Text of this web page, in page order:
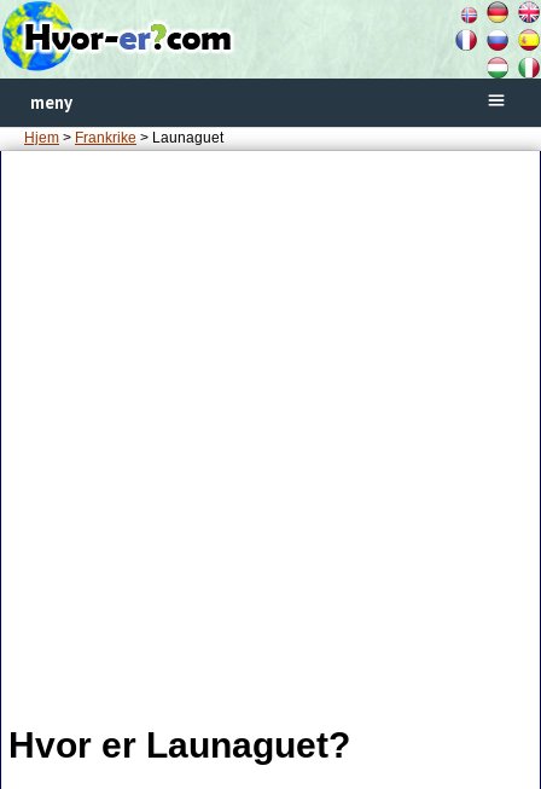
meny
Hjem > Frankrike > Launaguet
Hvor er Launaguet?